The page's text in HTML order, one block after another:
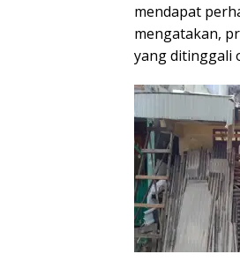
mendapat
mengatakan,
yang ditinggali